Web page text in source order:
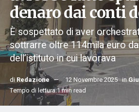
denaro dai conti
È sospettato di aver
sottrarre oltre 114mila euro
dell’istituto in cui lavorava
di Redazione 12 Novembre 2025 in
Tempo di lettura:1 min read